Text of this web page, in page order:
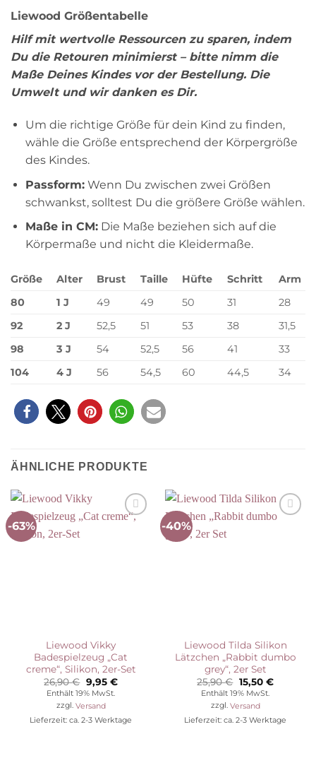
Liewood Größentabelle
Hilf mit wertvolle Ressourcen zu sparen, indem
Du die Retouren minimierst – bitte nimm die
Maße Deines Kindes vor der Bestellung. Die
Umwelt und wir danken es Dir.
Um die richtige Größe für dein Kind zu finden,
wähle die Größe entsprechend der Körpergröße
des Kindes.
Passform:Wenn Du zwischen zwei Größen
schwankst, solltest Du die größere Größe wählen.
Maße in CM:Die Maße beziehen sich auf die
Körpermaße und nicht die Kleidermaße.
Größe Alter Brust Taille Hüfte Schritt
Arm
80
1 J 49 49 50 31
28
92
2 J 52,5 51 53 38
31,5
98
3 J 54 52,5 56 41
33
104
4 J 56 54,5 60 44,5 34
ÄHNLICHE PRODUKTE
-63%
Liewood Vikky
Badespielzeug „Cat
creme“, Silikon, 2er-Set
26,90€ Ursprünglicher
Preis
war:
26,90 €
9,95 €Aktueller
Enthält 19% MwSt.
zzgl. Versand
Lieferzeit: ca. 2-3 Werktage
-40%
Liewood Tilda Silikon
Lätzchen „Rabbit dumbo
grey“, 2er Set
25,90€ Ursprünglicher
Preis
war:
25,90 €
15,50 €Aktueller
Enthält 19% MwSt.
zzgl. Versand
Lieferzeit: ca. 2-3 Werktage